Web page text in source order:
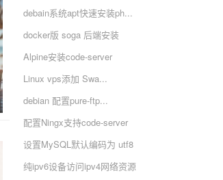
debain系统apt快速安装ph...
docker版 soga 后端安装
Alpine安装code-server
Linux vps添加 Swa...
debian 配置pure-ftp...
配置Ningx支持code-server
设置MySQL默认编码为 utf8
纯ipv6设备访问ipv4网络资源